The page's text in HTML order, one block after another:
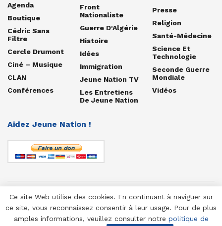
Agenda
Boutique
Cédric Sans
Filtre
Cercle Drumont
Ciné – Musique
CLAN
Conférences
Front
Nationaliste
Guerre D'Algérie
Histoire
Idées
Immigration
Jeune Nation TV
Les Entretiens
De Jeune Nation
Presse
Religion
Santé-Médecine
Science Et
Technologie
Seconde Guerre
Mondiale
Vidéos
Aidez Jeune Nation !
© 1958-2025 Jeune Nation
Ce site Web utilise des cookies. En continuant à naviguer sur
ce site, vous reconnaissez consentir à leur usage. Pour de plus
amples informations, veuillez consulter notre politique de